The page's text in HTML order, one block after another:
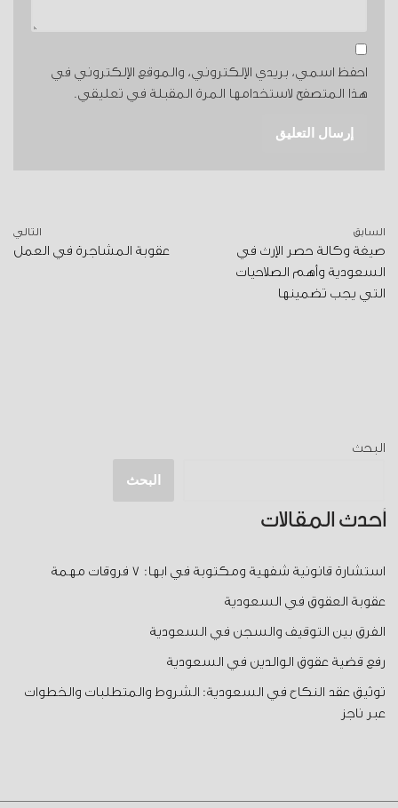
احفظ اسمي، بريدي الإلكتروني، والموقع الإلكتروني في
هذا المتصفح لاستخدامها المرة المقبلة في تعليقي.
السابق
صيغة وكالة حصر الإرث في
السعودية وأهم الصلاحيات
التي يجب تضمينها
التالي
عقوبة المشاجرة في العمل
البحث
البحث
أحدث المقالات
استشارة قانونية شفهية ومكتوبة في ابها: 7 فروقات مهمة
عقوبة العقوق في السعودية
الفرق بين التوقيف والسجن في السعودية
رفع قضية عقوق الوالدين في السعودية
توثيق عقد النكاح في السعودية: الشروط والمتطلبات والخطوات
عبر ناجز